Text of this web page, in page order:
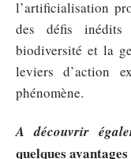
l’artificialisation
des défis
biodiversité et la
leviers d’action
phénomène.
A découvrir
quelques avantages